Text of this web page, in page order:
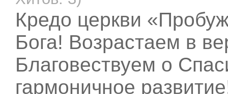
Кредо церкви
Бога! Возрастаем в
Благовествуем о
гармоничное